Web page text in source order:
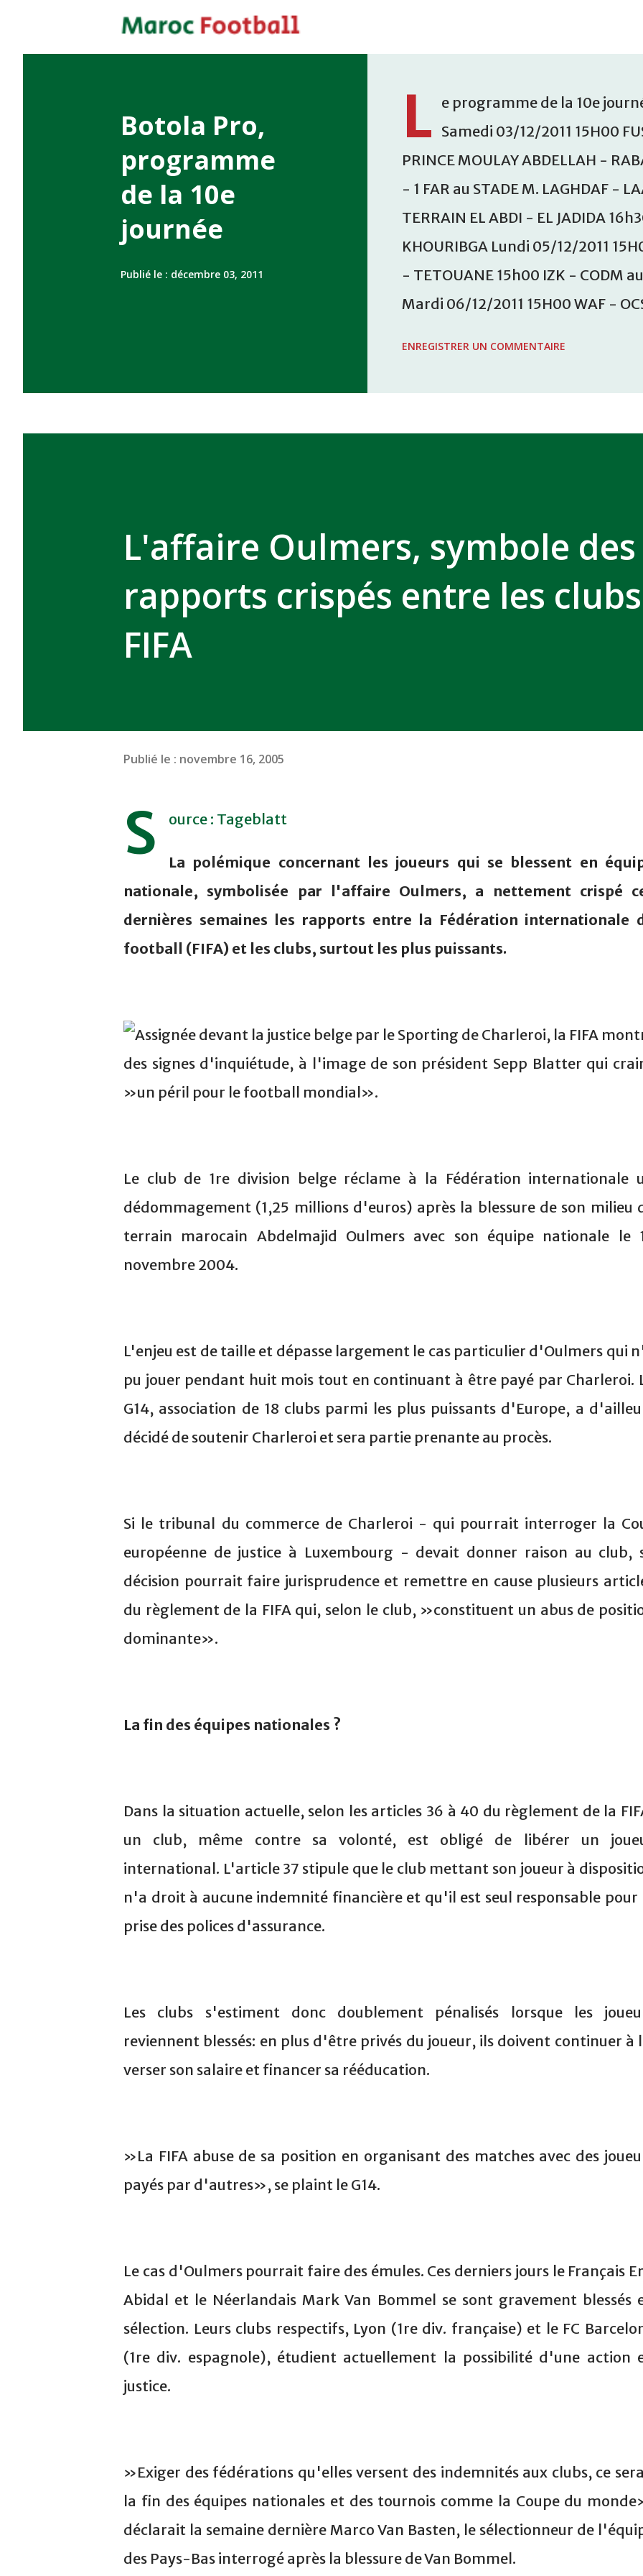
Botola Pro,
programme
de la 10e
journée
Publié le : décembre 03, 2011
L e programme de la 10e
Samedi 03/12/2011 15H00
PRINCE MOULAY ABDELLAH -
- 1 FAR au STADE M. LAGHDAF -
TERRAIN EL ABDI - EL JADIDA
KHOURIBGA Lundi 05/12/2011
- TETOUANE 15h00 IZK - CODM
Mardi 06/12/2011 15H00 WAF -
ENREGISTRER UN COMMENTAIRE
L'affaire Oulmers, symbole des
rapports crispés entre les
FIFA
Publié le : novembre 16, 2005
S ource : Tageblatt
La polémique concernant les joueurs qui se blessent en
nationale, symbolisée par l'affaire Oulmers, a nettement crispé
dernières semaines les rapports entre la Fédération internationale
football (FIFA) et les clubs, surtout les plus puissants.
Assignée devant la justice belge par le Sporting de Charleroi, la FIFA
des signes d'inquiétude, à l'image de son président Sepp Blatter qui
»un péril pour le football mondial».
Le club de 1re division belge réclame à la Fédération internationale
dédommagement (1,25 millions d'euros) après la blessure de son milieu
terrain marocain Abdelmajid Oulmers avec son équipe nationale le
novembre 2004.
L'enjeu est de taille et dépasse largement le cas particulier d'Oulmers qui
pu jouer pendant huit mois tout en continuant à être payé par Charleroi.
G14, association de 18 clubs parmi les plus puissants d'Europe, a
décidé de soutenir Charleroi et sera partie prenante au procès.
Si le tribunal du commerce de Charleroi - qui pourrait interroger la
européenne de justice à Luxembourg - devait donner raison au club,
décision pourrait faire jurisprudence et remettre en cause plusieurs
du règlement de la FIFA qui, selon le club, »constituent un abus de
dominante».
La fin des équipes nationales ?
Dans la situation actuelle, selon les articles 36 à 40 du règlement de la
un club, même contre sa volonté, est obligé de libérer un
international. L'article 37 stipule que le club mettant son joueur à
n'a droit à aucune indemnité financière et qu'il est seul responsable pour
prise des polices d'assurance.
Les clubs s'estiment donc doublement pénalisés lorsque les
reviennent blessés: en plus d'être privés du joueur, ils doivent continuer à
verser son salaire et financer sa rééducation.
»La FIFA abuse de sa position en organisant des matches avec des
payés par d'autres», se plaint le G14.
Le cas d'Oulmers pourrait faire des émules. Ces derniers jours le Français
Abidal et le Néerlandais Mark Van Bommel se sont gravement blessés
sélection. Leurs clubs respectifs, Lyon (1re div. française) et le FC
(1re div. espagnole), étudient actuellement la possibilité d'une action
justice.
»Exiger des fédérations qu'elles versent des indemnités aux clubs, ce
la fin des équipes nationales et des tournois comme la Coupe du
déclarait la semaine dernière Marco Van Basten, le sélectionneur de
des Pays-Bas interrogé après la blessure de Van Bommel.